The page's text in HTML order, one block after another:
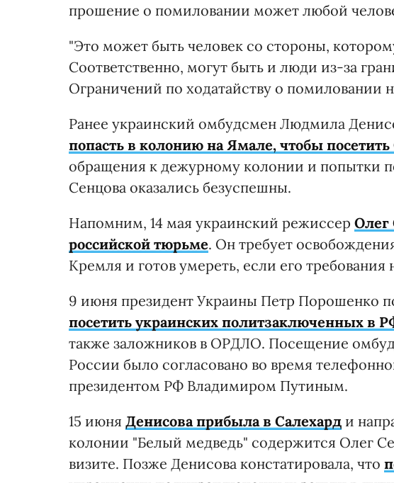
прошение о помиловании может любой
"Это может быть человек со стороны,
Соответственно, могут быть и люди из-за
Ограничений по ходатайству о помиловании
Ранее украинский омбудсмен Людмила
попасть в колонию на Ямале, чтобы
обращения к дежурному колонии и попытки
Сенцова оказались безуспешны.
Напомним, 14 мая украинский режиссер Олег
российской тюрьме. Он требует
Кремля и готов умереть, если его
9 июня президент Украины Петр Порошенко
посетить украинских политзаключенных в
также заложников в ОРДЛО. Посещение
России было согласовано во время
президентом РФ Владимиром Путиным.
15 июня Денисова прибыла в Салехард и
колонии "Белый медведь" содержится Олег
визите. Позже Денисова констатировала, что